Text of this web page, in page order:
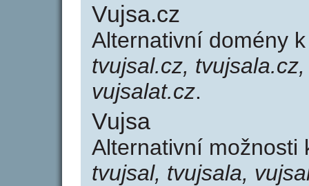
Vujsa.cz
Alternativní domény
tvujsal.cz,
vujsalat.cz.
Vujsa
Alternativní
tvujsal, tvujsala,